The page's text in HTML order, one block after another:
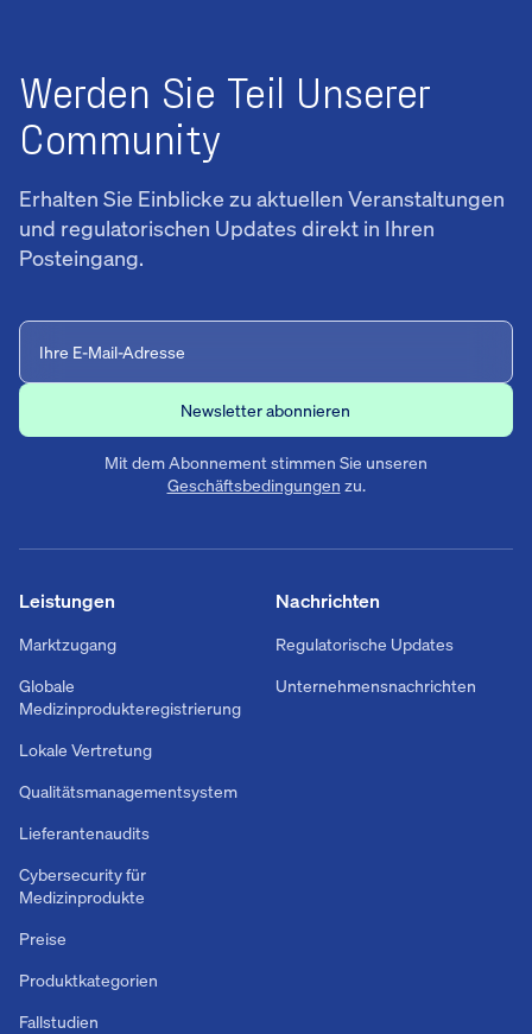
Werden Sie Teil Unserer
Community
Erhalten Sie Einblicke zu aktuellen Veranstaltungen
und regulatorischen Updates direkt in Ihren
Posteingang.
Mit dem Abonnement stimmen Sie unseren
Geschäftsbedingungen zu.
Nachrichten
Regulatorische Updates
Unternehmensnachrichten
Leistungen
Marktzugang
Globale
Medizinprodukteregistrierung
Lokale Vertretung
Qualitätsmanagementsystem
Lieferantenaudits
Cybersecurity für
Medizinprodukte
Preise
Produktkategorien
Fallstudien